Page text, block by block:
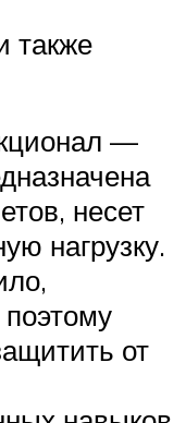
также
—
несет
нагрузку.
от